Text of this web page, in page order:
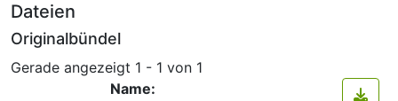
Dateien
Originalbündel
Gerade angezeigt 1 - 1 von 1
Name: